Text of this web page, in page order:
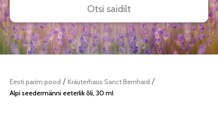
Eesti parim pood / Kräuterhaus Sanct Bernhard /
Alpi seedermänni eeterlik õli, 30 ml